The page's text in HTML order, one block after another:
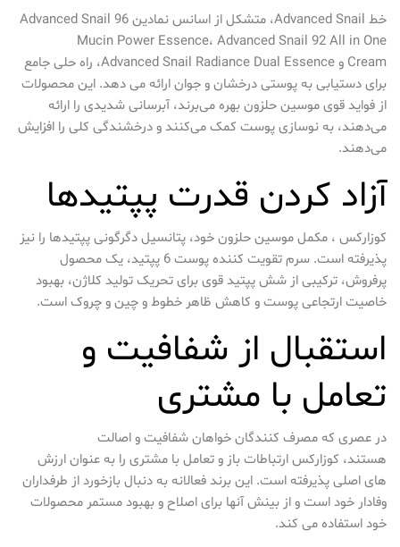
خط Advanced Snail، متشکل از اسانس نمادین Advanced Snail 96
Mucin Power Essence، Advanced Snail 92 All in One
Cream و Advanced Snail Radiance Dual Essence، راه حلی جامع
برای دستیابی به پوستی درخشان و جوان ارائه می دهد. این محصولات
از فواید قوی موسین حلزون بهره می‌برند، آبرسانی شدیدی را ارائه
می‌دهند، به نوسازی پوست کمک می‌کنند و درخشندگی کلی را افزایش
می‌دهند.
آزاد کردن قدرت پپتیدها
کوزارکس ، مکمل موسین حلزون خود، پتانسیل دگرگونی پپتیدها را نیز
پذیرفته است. سرم تقویت کننده پوست 6 پپتید، یک محصول
پرفروش، ترکیبی از شش پپتید قوی برای تحریک تولید کلاژن، بهبود
خاصیت ارتجاعی پوست و کاهش ظاهر خطوط و چین و چروک است.
استقبال از شفافیت و
تعامل با مشتری
در عصری که مصرف کنندگان خواهان شفافیت و اصالت
هستند، کوزارکس ارتباطات باز و تعامل با مشتری را به عنوان ارزش
های اصلی پذیرفته است. این برند فعالانه به دنبال بازخورد از طرفداران
وفادار خود است و از بینش آنها برای اصلاح و بهبود مستمر محصولات
خود استفاده می کند.